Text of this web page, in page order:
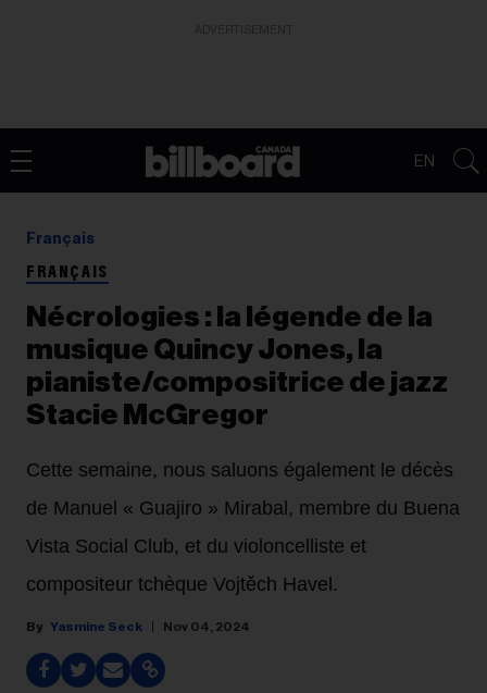
EN
Français
FRANÇAIS
Nécrologies : la légende de la
musique Quincy Jones, la
pianiste/compositrice de jazz
Stacie McGregor
Cette semaine, nous saluons également le décès
de Manuel « Guajiro » Mirabal, membre du Buena
Vista Social Club, et du violoncelliste et
compositeur tchèque Vojtěch Havel.
Yasmine Seck Nov 04, 2024